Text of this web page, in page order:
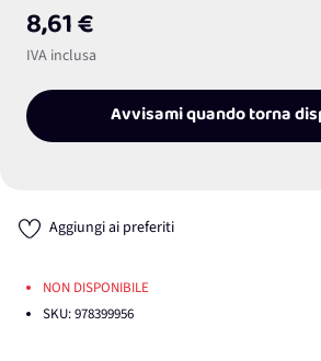
8,61 €
IVA inclusa
Avvisami quando torna
Aggiungi ai preferiti
NON DISPONIBILE
SKU:978399956